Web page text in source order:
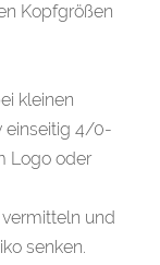
Kopfgrößen
kleinen
einseitig 4/0-
Logo oder
und
senken.